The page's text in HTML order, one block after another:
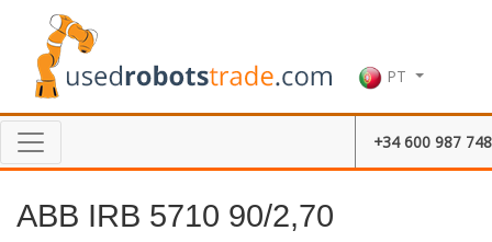
PT
+34 600 987 748
ABB IRB 5710 90/2,70